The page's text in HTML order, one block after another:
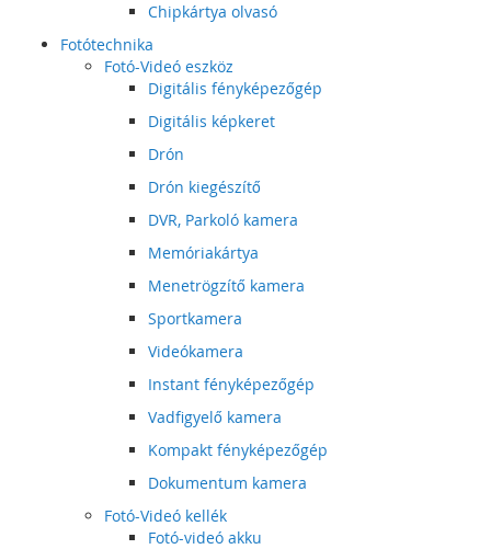
Chipkártya olvasó
Fotótechnika
Fotó-Videó eszköz
Digitális fényképezőgép
Digitális képkeret
Drón
Drón kiegészítő
DVR, Parkoló kamera
Memóriakártya
Menetrögzítő kamera
Sportkamera
Videókamera
Instant fényképezőgép
Vadfigyelő kamera
Kompakt fényképezőgép
Dokumentum kamera
Fotó-Videó kellék
Fotó-videó akku